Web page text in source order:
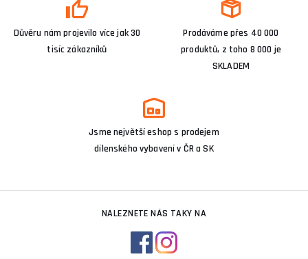
Důvěru nám projevilo více jak 30
tisíc zákazníků
Prodáváme přes 40 000
produktů, z toho 8 000 je
SKLADEM
Jsme největší eshop s prodejem
dílenského vybavení v ČR a SK
NALEZNETE NÁS TAKY NA